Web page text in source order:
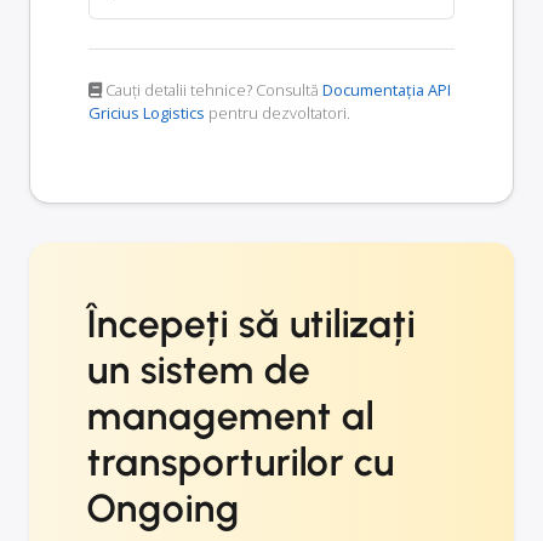
Cauți detalii tehnice? Consultă Documentația API
Gricius Logistics pentru dezvoltatori.
Începeți să utilizați
un sistem de
management al
transporturilor cu
Ongoing